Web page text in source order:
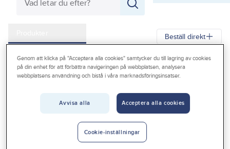
Outlet
Beställ direkt
Gelia Produkter Förbrukningsvaror
Kemteknik
Avfettning/Rengöring
Avfettningsmedel
GÖRDETMEDRW
Alkalisk
ALKALISK RW
Genom att klicka på "Acceptera alla cookies" samtycker du till lagring av cookies
på din enhet för att förbättra navigeringen på webbplatsen, analysera
webbplatsens användning och bistå i våra marknadsföringsinsatser.
Avvisa alla Acceptera alla cookies
Cookie-inställningar